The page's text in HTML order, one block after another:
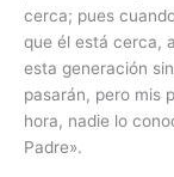
cerca; pues
que él está cerca,
esta generación
pasarán, pero mis
hora, nadie lo
Padre».